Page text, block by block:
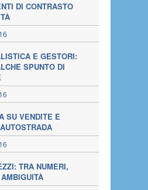
DI CONTRASTO
E GESTORI:
SPUNTO DI
SU VENDITE E
TRA NUMERI,